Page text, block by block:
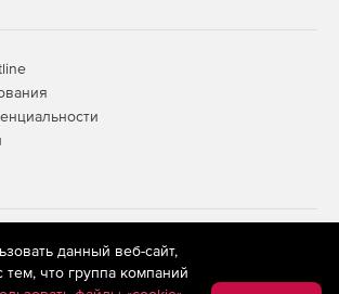
ресурсе store.softline.ru применяются
технологии
(информационные технологии
на основе сбора,
данный веб-сайт,
тем, что группа компаний